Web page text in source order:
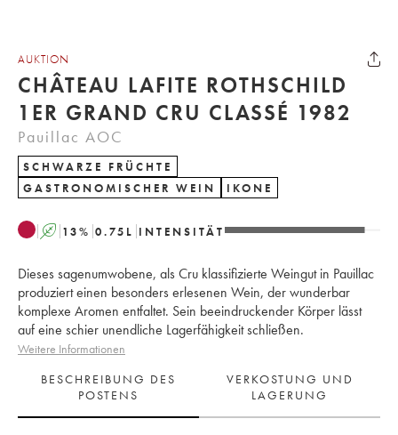
AUKTION
CHÂTEAU LAFITE ROTHSCHILD
1ER GRAND CRU CLASSÉ 1982
Pauillac AOC
SCHWARZE FRÜCHTE
GASTRONOMISCHER WEIN
IKONE
A 13% 0.75 L INTENSITÄT
Dieses sagenumwobene, als Cru klassifizierte Weingut in Pauillac
produziert einen besonders erlesenen Wein, der wunderbar
komplexe Aromen entfaltet. Sein beeindruckender Körper lässt
auf eine schier unendliche Lagerfähigkeit schließen.
Weitere Informationen
BESCHREIBUNG DES
POSTENS
VERKOSTUNG UND
LAGERUNG